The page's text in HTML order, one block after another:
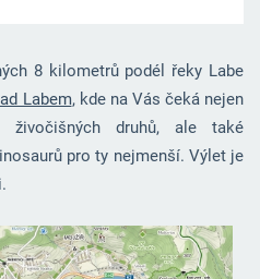
8 kilometrů podél řeky Labe
Labem, kde na Vás čeká nejen
živočišných druhů, ale také
pro ty nejmenší. Výlet je